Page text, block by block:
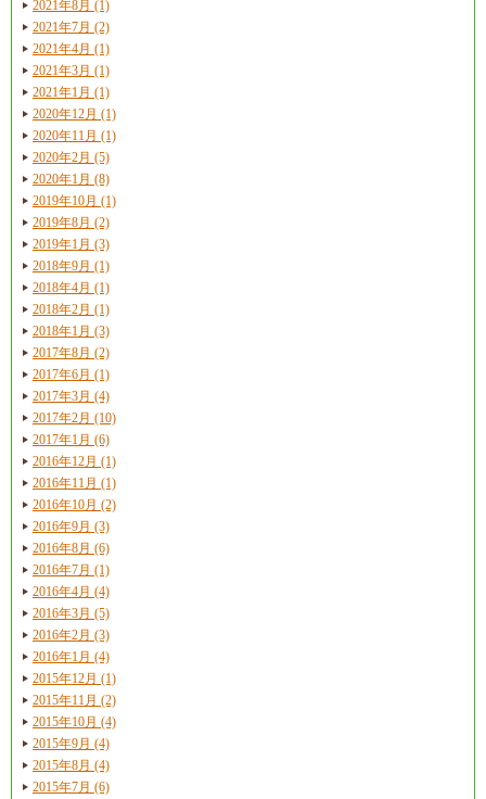
2021年8月 (1)
2021年7月 (2)
2021年4月 (1)
2021年3月 (1)
2021年1月 (1)
2020年12月 (1)
2020年11月 (1)
2020年2月 (5)
2020年1月 (8)
2019年10月 (1)
2019年8月 (2)
2019年1月 (3)
2018年9月 (1)
2018年4月 (1)
2018年2月 (1)
2018年1月 (3)
2017年8月 (2)
2017年6月 (1)
2017年3月 (4)
2017年2月 (10)
2017年1月 (6)
2016年12月 (1)
2016年11月 (1)
2016年10月 (2)
2016年9月 (3)
2016年8月 (6)
2016年7月 (1)
2016年4月 (4)
2016年3月 (5)
2016年2月 (3)
2016年1月 (4)
2015年12月 (1)
2015年11月 (2)
2015年10月 (4)
2015年9月 (4)
2015年8月 (4)
2015年7月 (6)